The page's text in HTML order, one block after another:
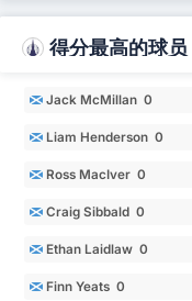
得分最高的球员
Jack McMillan 0
Liam Henderson 0
Ross MacIver 0
Craig Sibbald 0
Ethan Laidlaw 0
Finn Yeats 0